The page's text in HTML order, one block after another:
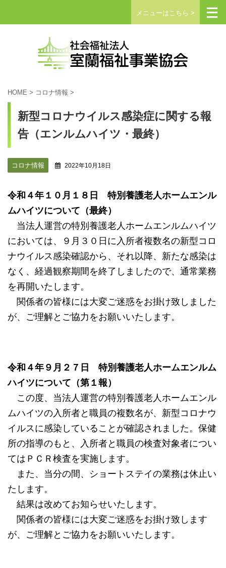
メニューはこちら >
HOME > コロナ情報 >
新型コロナウイルス感染症に関する報
告（エンルムハイツ・最終）
コロナ情報 2022年10月18日
令和４年１０月１８日 特別養護老人ホームエンル
ムハイツについて（最終）
当法人運営の特別養護老人ホームエンルムハイツ
においては、９月３０日に入所者複数名の新型コロ
ナウイルス感染確認から、それ以降、新たな感染は
なく、経過観察期間を終了しましたので、通常業務
を再開いたします。
関係者の皆様には大変ご迷惑をお掛け致しました
が、ご理解とご協力をお願いいたします。
令和４年９月２７日 特別養護老人ホームエンルム
ハイツについて（第１報）
この度、当法人運営の特別養護老人ホームエンル
ムハイツの入所者と職員の複数名が、新型コロナウ
イルスに感染していることが確認されました。保健
所の指導のもと、入所者と職員の検査対象者につい
てはＰＣＲ検査を実施します。
また、当分の間、ショートステイの業務は休止い
たします。
結果は改めてお知らせいたします。
関係者の皆様には大変ご迷惑をお掛け致します
が、ご理解とご協力をお願いいたします。